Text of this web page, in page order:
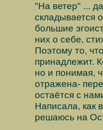
"На ветер" ...
складывается
большие
них о себе,
Поэтому то,
принадлежит.
но и понимая,
отражена-
остаётся с
Написала, как
решаюсь на